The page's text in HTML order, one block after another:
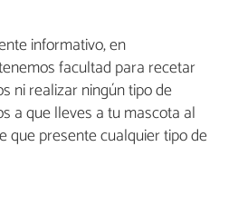
informativo, en
facultad para recetar
ni realizar ningún tipo de
a que lleves a tu mascota al
que presente cualquier tipo de